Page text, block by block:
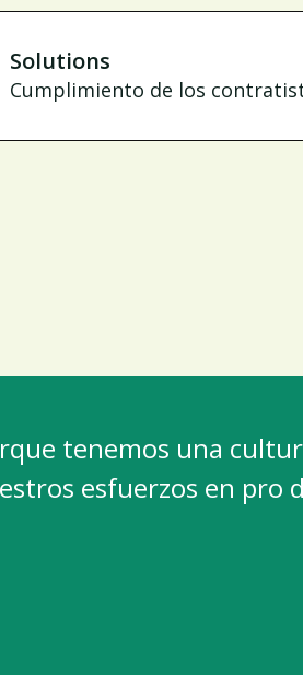
Solutions
Cumplimiento de los
tenemos una
esfuerzos en pro